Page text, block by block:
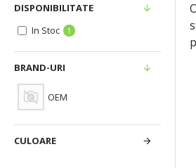
BRAND-URI
OEM
CULOARE
DISPONIBILITATE
In Stoc
1